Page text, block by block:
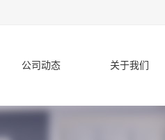
公司动态 关于我们